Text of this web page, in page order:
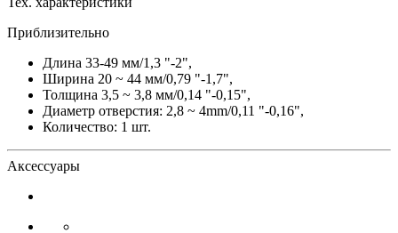
Приблизительно
Длина 33-49 мм/1,3 "-2",
Ширина 20 ~ 44 мм/0,79 "-1,7",
Толщина 3,5 ~ 3,8 мм/0,14 "-0,15",
Диаметр отверстия: 2,8 ~ 4mm/0,11 "-0,16",
Количество: 1 шт.
Аксессуары